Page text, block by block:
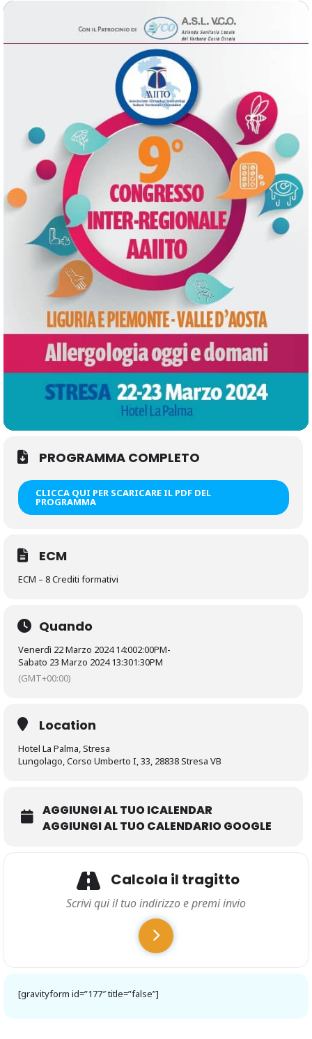
particolare su dermatite atopica e allergia a farmaci.
A quest’ultima è dedicata una intera sessione, che si aprirà con
una lettura del nostro Vicepresidente che chiarirà i confini di
questa tematica rilevante e complessa.
Il programma comprende gli aspetti immunologici e il
coinvolgimento di specifiche cellule del sistema immunitario in
patologie come la mastocitosi e la esofagite eosinofila, con le
possibilità di utilizzo dei farmaci biologici che aprono le nuove
frontiere della medicina di precisione. L’allergia a veleno di
imenotteri verrà indagata anche alla luce dei cambiamenti
climatici che influiscono sulla comparsa di nuove specie, con
l’ausilio di un illustre entomologo.
Il punto conclusivo del convegno vedrà il nostro Presidente in
un confronto che parte dall’esperienza del passato per
consegnare ai nuovi specialisti ed anche a MMG e PLS i nuovi
orientamenti nella terapia cardine dell’allergologia,
l’immunoterapia allergene specifica, risorsa indispensabile a
ridurre l’impatto delle malattie allergiche.
PROGRAMMA COMPLETO
CLICCA QUI PER SCARICARE IL PDF DEL
PROGRAMMA
ECM
ECM – 8 Crediti formativi
Quando
Venerdì 22 Marzo 2024 14:002:00PM-
Sabato 23 Marzo 2024 13:301:30PM
(GMT+00:00)
Location
Hotel La Palma, Stresa
Lungolago, Corso Umberto I, 33, 28838 Stresa VB
AGGIUNGI AL TUO ICALENDAR
AGGIUNGI AL TUO CALENDARIO GOOGLE
Calcola il tragitto
[gravityform id=”177″ title=”false”]